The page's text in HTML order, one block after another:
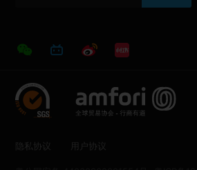
隐私协议 用户协议